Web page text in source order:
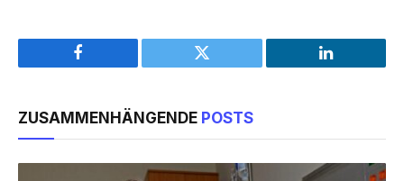
Facebook Twitter LinkedIn
ZUSAMMENHÄNGENDE POSTS